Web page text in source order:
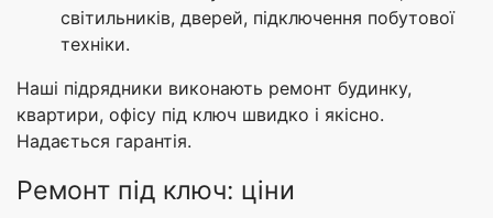
світильників, дверей, підключення побутової
техніки.
Наші підрядники виконають ремонт будинку,
квартири, офісу під ключ швидко і якісно.
Надається гарантія.
Ремонт під ключ: ціни